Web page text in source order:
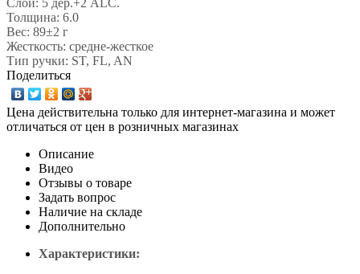
Толщина: 6.0
Вес: 89±2 г
Жесткость: средне-жесткое
Тип ручки: ST, FL, AN
Поделиться
Цена действительна только для интернет-магазина и может
отличаться от цен в розничных магазинах
Описание
Видео
Отзывы о товаре
Задать вопрос
Наличие на складе
Дополнительно
Характеристики: